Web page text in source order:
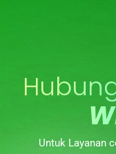
Untuk Layanan